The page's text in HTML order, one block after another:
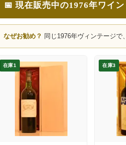
📅 現在販売中の1976年ワイン
なぜお勧め？ 同じ1976年ヴィンテージで
在庫1 在庫3